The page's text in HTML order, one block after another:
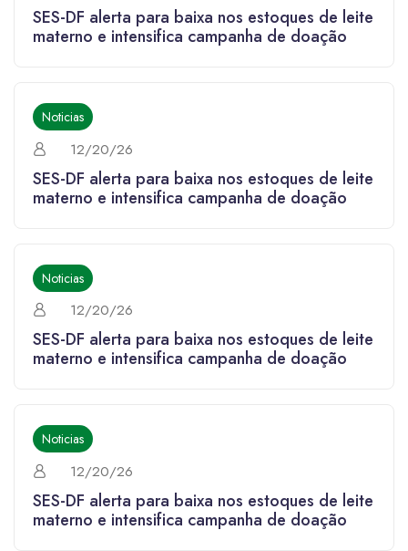
SES-DF alerta para baixa nos estoques de leite
materno e intensifica campanha de doação
Noticias
12/20/26
SES-DF alerta para baixa nos estoques de leite
materno e intensifica campanha de doação
Noticias
12/20/26
SES-DF alerta para baixa nos estoques de leite
materno e intensifica campanha de doação
Noticias
12/20/26
SES-DF alerta para baixa nos estoques de leite
materno e intensifica campanha de doação